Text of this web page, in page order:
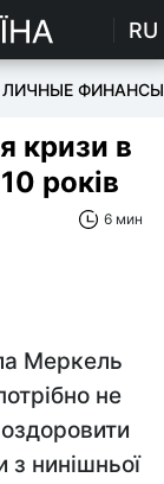
RU
ЛИЧНЫЕ ФИНАНСЫ
кризи в
років
6 мин
Меркель
не
з нинішньої